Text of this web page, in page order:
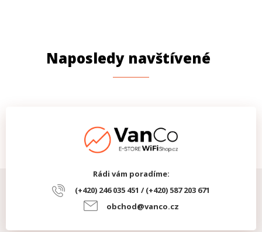
Naposledy navštívené
Rádi vám poradíme:
(+420) 246 035 451 / (+420) 587 203 671
obchod@vanco.cz